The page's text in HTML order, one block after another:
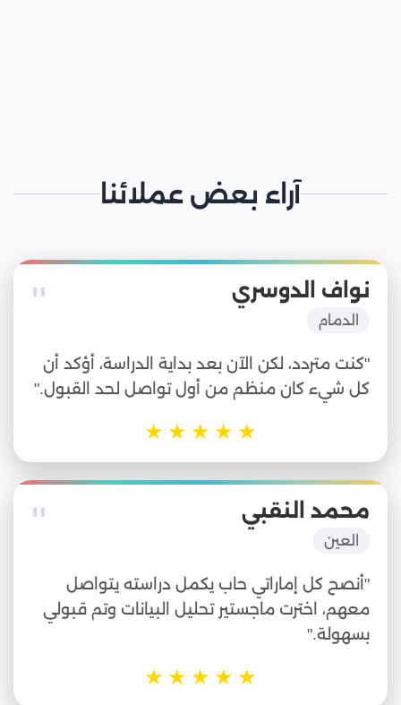
آراء بعض عملائنا
" نواف الدوسري
الدمام
"كنت متردد، لكن الآن بعد بداية الدراسة، أؤكد أن
كل شيء كان منظم من أول تواصل لحد القبول."
★
★
★
★
★
" محمد النقبي
العين
"أنصح كل إماراتي حاب يكمل دراسته يتواصل
معهم، اخترت ماجستير تحليل البيانات وتم قبولي
بسهولة."
★
★
★
★
★